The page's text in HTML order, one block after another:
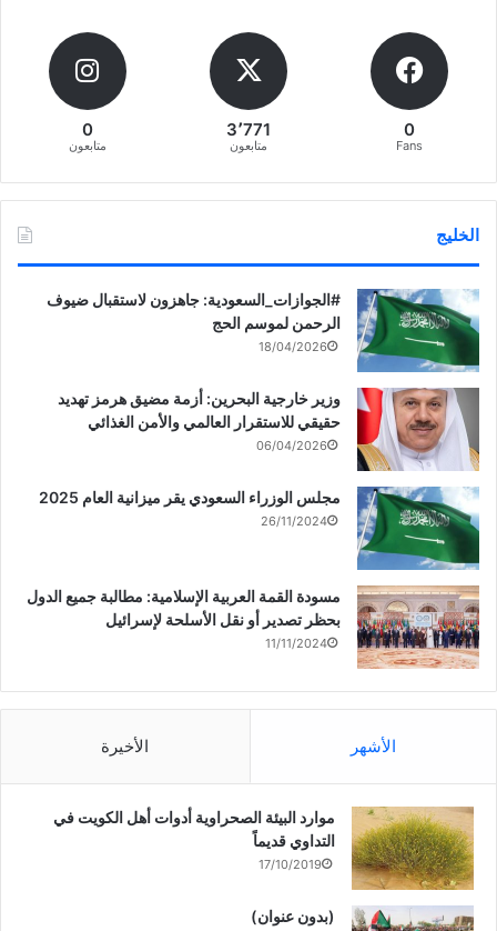
0
Fans
3٬771
متابعون
0
متابعون
الخليج
‏‎#الجوازات_السعودية: جاهزون لاستقبال ضيوف
الرحمن لموسم الحج
18/04/2026
وزير خارجية البحرين: أزمة مضيق هرمز تهديد
حقيقي للاستقرار العالمي والأمن الغذائي
06/04/2026
مجلس الوزراء السعودي يقر ميزانية العام 2025
26/11/2024
مسودة القمة العربية الإسلامية: مطالبة جميع الدول
بحظر تصدير أو نقل الأسلحة لإسرائيل
11/11/2024
الأشهر الأخيرة
موارد البيئة الصحراوية أدوات أهل الكويت في
التداوي قديماً
17/10/2019
(بدون عنوان)